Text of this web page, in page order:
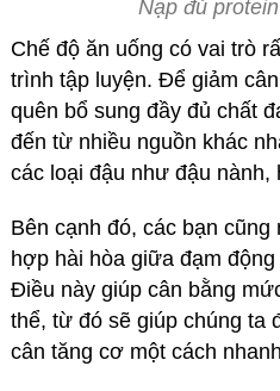
Nạp đủ
Chế độ ăn uống có vai trò
trình tập luyện. Để giảm
quên bổ sung đầy đủ chất
đến từ nhiều nguồn khác
các loại đậu như đậu
Bên cạnh đó, các bạn cũng
hợp hài hòa giữa đạm
Điều này giúp cân bằng
thể, từ đó sẽ giúp chúng ta
cân tăng cơ một cách